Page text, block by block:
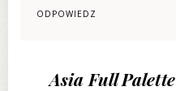
ODPOWIEDZ
Asia Full Palette